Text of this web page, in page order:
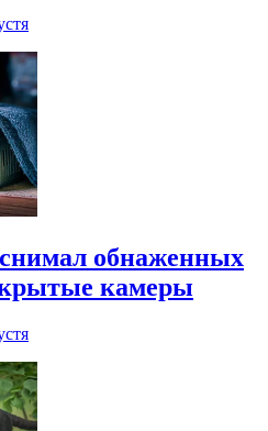
обнаженных
камеры